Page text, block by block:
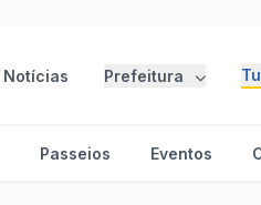
Notícias Prefeitura
Passeios Eventos